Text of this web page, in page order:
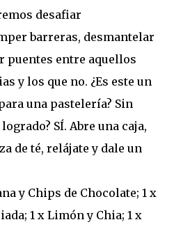
desafiar
barreras, desmantelar
puentes entre aquellos
y los que no. ¿Es este un
una pastelería? Sin
SÍ. Abre una caja,
de té, relájate y dale un
y Chips de Chocolate; 1 x
1 x Limón y Chia; 1 x